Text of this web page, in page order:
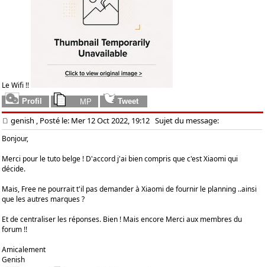
Le Wifi !!
genish , Posté le: Mer 12 Oct 2022, 19:12 Sujet du message:
Bonjour,
Merci pour le tuto belge ! D'accord j'ai bien compris que c'est Xiaomi qui
décide.
Mais, Free ne pourrait t'il pas demander à Xiaomi de fournir le planning ..ainsi
que les autres marques ?
Et de centraliser les réponses. Bien ! Mais encore Merci aux membres du
forum !!
Amicalement
Genish